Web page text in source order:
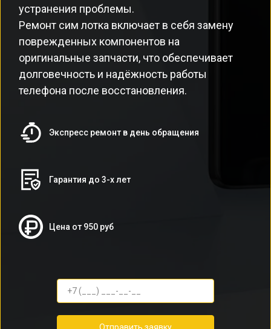
устранения проблемы.
Ремонт сим лотка включает в себя замену
поврежденных компонентов на
оригинальные запчасти, что обеспечивает
долговечность и надёжность работы
телефона после восстановления.
Экспресс ремонт в день обращения
Гарантия до 3-х лет
Цена от 950 руб
Отправить заявку